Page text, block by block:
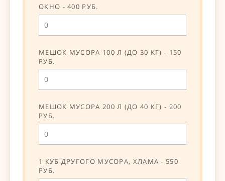
ОКНО - 400 РУБ.
МЕШОК МУСОРА 100 Л (ДО 30 КГ) - 150
РУБ.
МЕШОК МУСОРА 200 Л (ДО 40 КГ) - 200
РУБ.
1 КУБ ДРУГОГО МУСОРА, ХЛАМА - 550
РУБ.